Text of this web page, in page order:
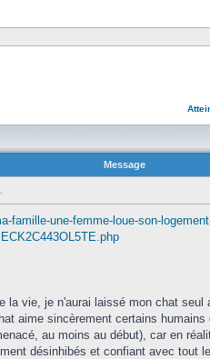
Message
famille-une-femme-loue-son-
la vie, je n'aurai laissé mon chat
aime sincèrement certains
au moins au début), car en
désinhibés et confiant avec tout